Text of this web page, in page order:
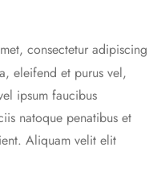
consectetur adipiscing
eleifend et purus vel,
ipsum faucibus
natoque penatibus et
Aliquam velit elit